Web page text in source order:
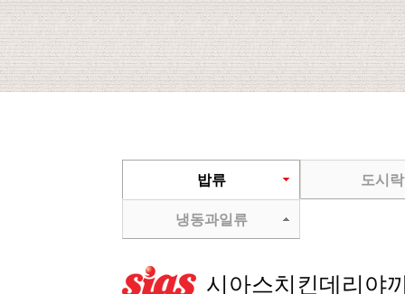
밥류 도시
냉동과일류
시아스치킨데리야